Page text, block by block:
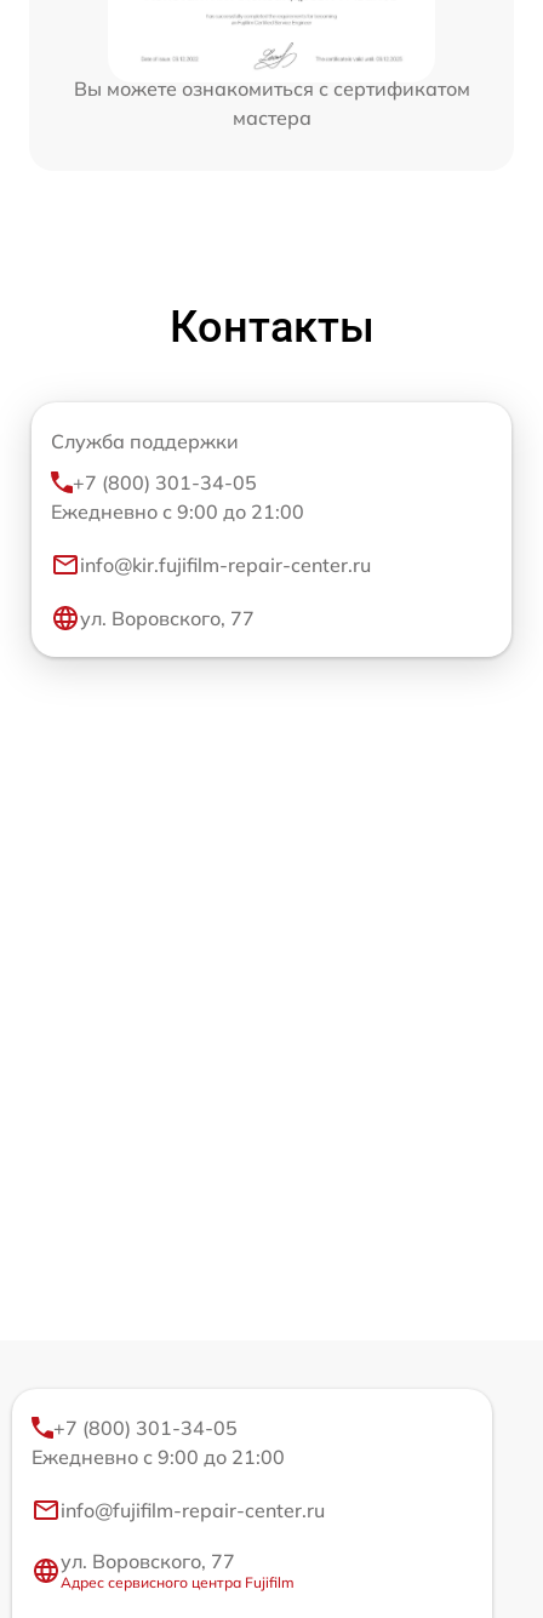
Вы можете ознакомиться с сертификатом
мастера
Контакты
Служба поддержки
+7 (800) 301-34-05
Ежедневно с 9:00 до 21:00
info@kir.fujifilm-repair-center.ru
ул. Воровского, 77
+7 (800) 301-34-05
Ежедневно с 9:00 до 21:00
info@fujifilm-repair-center.ru
ул. Воровского, 77
Адрес сервисного центра Fujifilm